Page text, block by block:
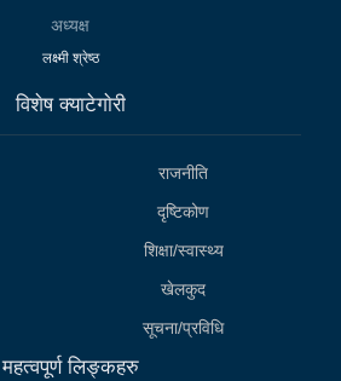
अध्यक्ष
लक्ष्मी श्रेष्ठ
विशेष क्याटेगाेरी
राजनीति
दृष्टिकोण
शिक्षा/स्वास्थ्य
खेलकुद
सूचना/प्रविधि
महत्वपूर्ण लिङ्कहरु